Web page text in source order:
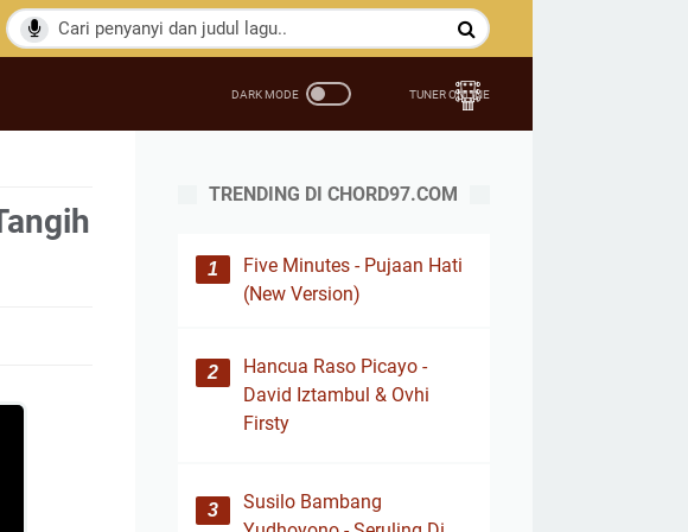
TRENDING DI CHORD97.COM
Five Minutes - Pujaan Hati
(New Version)
Hancua Raso Picayo -
David Iztambul & Ovhi
Firsty
Susilo Bambang